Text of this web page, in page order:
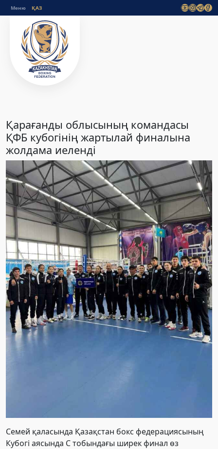
Меню
Қарағанды облысының командасы
ҚФБ кубогінің жартылай финалына
жолдама иеленді
Семей қаласында Қазақстан бокс федерациясының
Кубогі аясында С тобындағы ширек финал өз